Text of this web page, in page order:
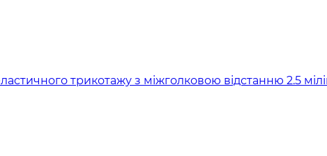
трикотажу з міжголковою відстанню 2.5